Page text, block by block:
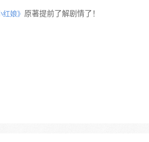
红娘》 原著提前了解剧情了！